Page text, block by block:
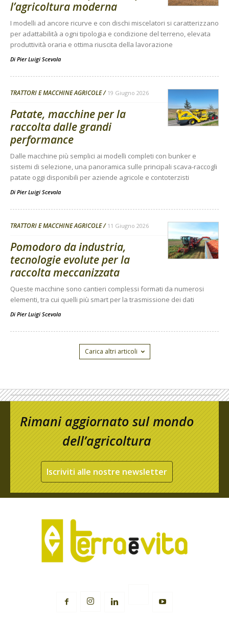
l’agricoltura moderna
I modelli ad ancore ricurve e con dischi miscelatori si caratterizzano
per adattabilità a ogni tipologia e condizione del terreno, elevata
produttività oraria e ottima riuscita della lavorazione
Di Pier Luigi Scevola
TRATTORI E MACCHINE AGRICOLE 19 Giugno 2026
Patate, macchine per la
raccolta dalle grandi
performance
Dalle macchine più semplici ai modelli completi con bunker e
sistemi di selezione, una panoramica sulle principali scava-raccogli
patate oggi disponibili per aziende agricole e contoterzisti
Di Pier Luigi Scevola
TRATTORI E MACCHINE AGRICOLE 11 Giugno 2026
Pomodoro da industria,
tecnologie evolute per la
raccolta meccanizzata
Queste macchine sono cantieri complessi formati da numerosi
elementi, tra cui quelli più smart per la trasmissione dei dati
Di Pier Luigi Scevola
Carica altri articoli
Rimani aggiornato sul mondo
dell’agricoltura
Iscriviti alle nostre newsletter